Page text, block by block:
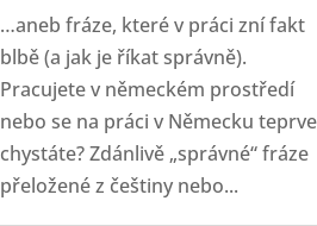
…aneb fráze, které v práci zní fakt
blbě (a jak je říkat správně).
Pracujete v německém prostředí
nebo se na práci v Německu teprve
chystáte? Zdánlivě „správné“ fráze
přeložené z češtiny nebo...